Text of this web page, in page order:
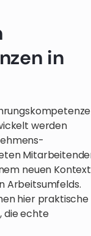
in
werden
neuen
Arbeitsumfelds.
hier praktische
die echte